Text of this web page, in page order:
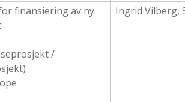
finansiering av ny
/
Ingrid Vilberg,